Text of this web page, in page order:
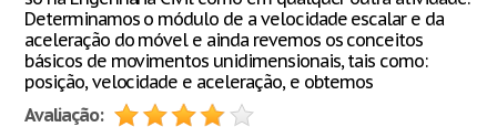
Determinamos o módulo de a velocidade escalar e da
aceleração do móvel e ainda revemos os conceitos
básicos de movimentos unidimensionais, tais como:
posição, velocidade e aceleração, e obtemos
Avaliação: